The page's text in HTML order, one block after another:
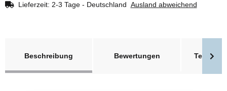
Lieferzeit: 2-3 Tage - Deutschland Ausland abweichend
Beschreibung
Bewertungen